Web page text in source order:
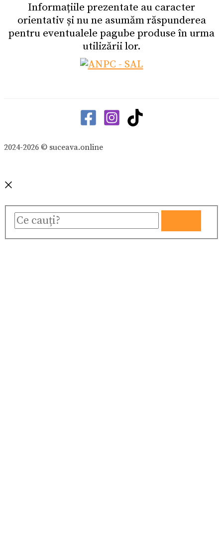
Informațiile prezentate au caracter
orientativ și nu ne asumăm răspunderea
pentru eventualele pagube produse în urma
utilizării lor.
2024-2026 © suceava.online